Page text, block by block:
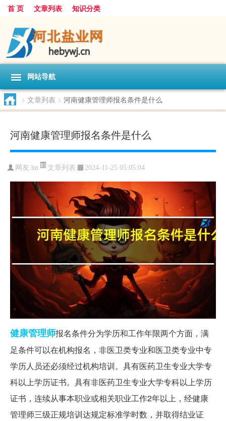
首 页 文章列表 知识分类
网站导航
> 文章列表 > 河南健康管理师报名条件是什么
河南健康管理师报名条件是什么
网友:hn 文章列表 2024-11-25 05:05:04
健康管理师报名条件分为学历和工作年限两个方面，满
足条件可以在机构报名，非医卫类专业和医卫类专业中专
学历人员还必须经过机构培训。具有医药卫生专业大学专
科以上学历证书。具有非医药卫生专业大学专科以上学历
证书，连续从事本职业或相关职业工作2年以上，经健康
管理师三级正规培训达规定标准学时数，并取得结业证